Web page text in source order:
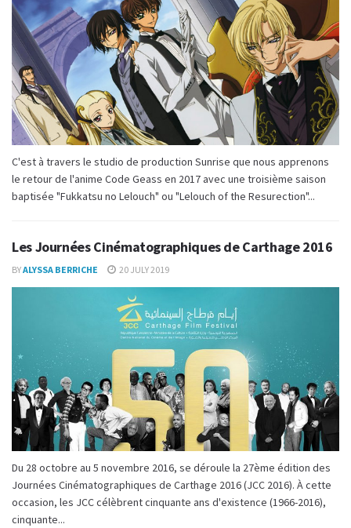
C'est à travers le studio de production Sunrise que nous apprenons
le retour de l'anime Code Geass en 2017 avec une troisième saison
baptisée "Fukkatsu no Lelouch" ou "Lelouch of the Resurection"...
Les Journées Cinématographiques de Carthage 2016
BYALYSSA BERRICHE 20 JULY 2019
Du 28 octobre au 5 novembre 2016, se déroule la 27ème édition des
Journées Cinématographiques de Carthage 2016 (JCC 2016). À cette
occasion, les JCC célèbrent cinquante ans d'existence (1966-2016),
cinquante...